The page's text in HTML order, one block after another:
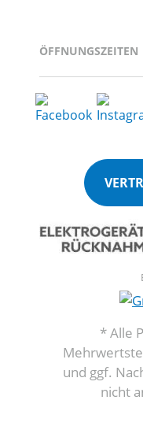
ÖFFNUNGSZEITEN
* Alle
und ggf.
nicht